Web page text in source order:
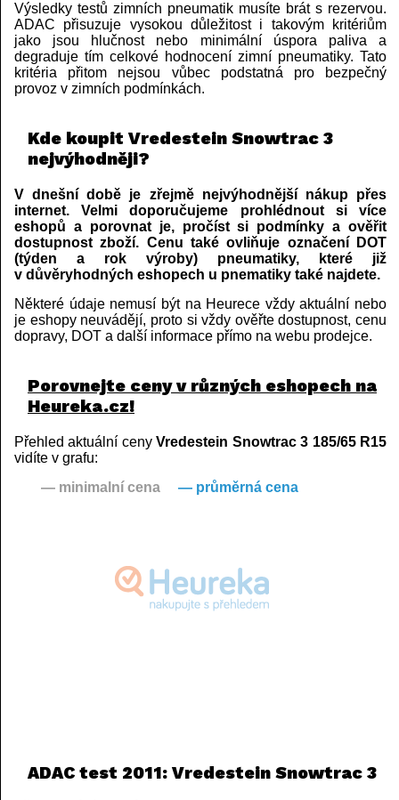
Výsledky testů zimních pneumatik musíte brát s rezervou.
ADAC přisuzuje vysokou důležitost i takovým kritériům
jako jsou hlučnost nebo minimální úspora paliva a
degraduje tím celkové hodnocení zimní pneumatiky. Tato
kritéria přitom nejsou vůbec podstatná pro bezpečný
provoz v zimních podmínkách.
Kde koupit Vredestein Snowtrac 3
nejvýhodněji?
V dnešní době je zřejmě nejvýhodnější nákup přes
internet. Velmi doporučujeme prohlédnout si více
eshopů a porovnat je, pročíst si podmínky a ověřit
dostupnost zboží. Cenu také ovliňuje označení DOT
(týden a rok výroby) pneumatiky, které již
v důvěryhodných eshopech u pnematiky také najdete.
Některé údaje nemusí být na Heurece vždy aktuální nebo
je eshopy neuvádějí, proto si vždy ověřte dostupnost, cenu
dopravy, DOT a další informace přímo na webu prodejce.
Porovnejte ceny v různých eshopech na
Heureka.cz!
Přehled aktuální cenyVredestein Snowtrac 3 185/65 R15
vidíte v grafu:
— minimalní cena
— průměrná cena
ADAC test 2011: Vredestein Snowtrac 3